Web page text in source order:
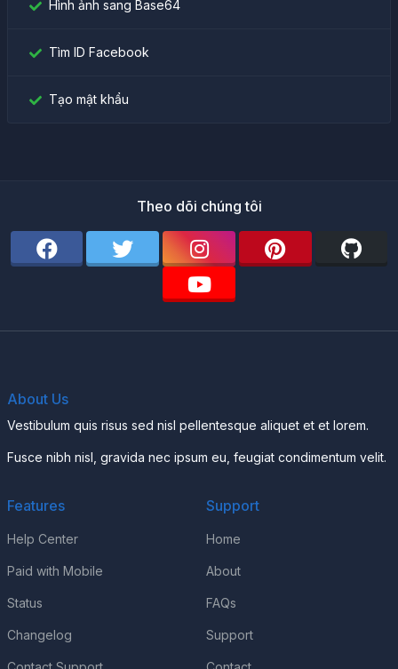
Hình ảnh sang Base64
Tìm ID Facebook
Tạo mật khẩu
Theo dõi chúng tôi
About Us
Vestibulum quis risus sed nisl pellentesque aliquet et et lorem.
Fusce nibh nisl, gravida nec ipsum eu, feugiat condimentum velit.
Features
Help Center
Paid with Mobile
Status
Changelog
Support
Home
About
FAQs
Support